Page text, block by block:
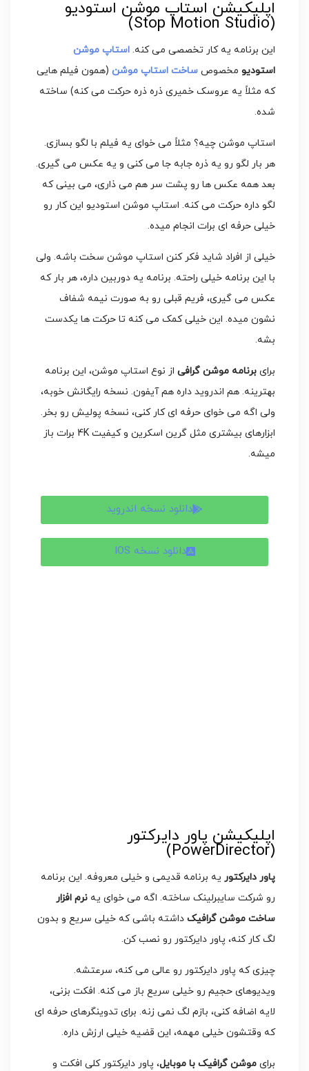
اپلیکیشن استاپ موشن استودیو
(Stop Motion Studio)
این برنامه یه کار تخصصی می کنه. استاپ موشن
استودیو مخصوص ساخت استاپ موشن (همون فیلم هایی
که مثلاً یه عروسک خمیری ذره ذره حرکت می کنه) ساخته
شده.
استاپ موشن چیه؟ مثلاً می خوای یه فیلم با لگو بسازی.
هر بار لگو رو یه ذره جابه جا می کنی و یه عکس می گیری.
بعد همه عکس ها رو پشت سر هم می ذاری، می بینی که
لگو داره حرکت می کنه. استاپ موشن استودیو این کار رو
خیلی حرفه ای برات انجام میده.
خیلی از افراد شاید فکر کنن استاپ موشن سخت باشه. ولی
با این برنامه خیلی راحته. برنامه یه دوربین داره، هر بار که
عکس می گیری، فریم قبلی رو به صورت نیمه شفاف
نشون میده. این خیلی کمک می کنه تا حرکت ها یکدست
بشه.
برای برنامه موشن گرافی از نوع استاپ موشن، این برنامه
بهترینه. هم اندروید داره هم آیفون. نسخه رایگانش خوبه،
ولی اگه می خوای حرفه ای کار کنی، نسخه پولیش رو بخر.
ابزارهای بیشتری مثل گرین اسکرین و کیفیت 4K برات باز
میشه.
دانلود نسخه اندروید
دانلود نسخه IOS
اپلیکیشن پاور دایرکتور
(PowerDirector)
پاور دایرکتور یه برنامه قدیمی و خیلی معروفه. این برنامه
رو شرکت سایبرلینک ساخته. اگه می خوای یه نرم افزار
ساخت موشن گرافیک داشته باشی که خیلی سریع و بدون
لگ کار کنه، پاور دایرکتور رو نصب کن.
چیزی که پاور دایرکتور رو عالی می کنه، سرعتشه.
ویدیوهای حجیم رو خیلی سریع باز می کنه. افکت بزنی،
لایه اضافه کنی، بازم لگ نمی زنه. برای تدوینگرهای حرفه ای
که وقتشون خیلی مهمه، این قضیه خیلی ارزش داره.
برای موشن گرافیک با موبایل، پاور دایرکتور کلی افکت و